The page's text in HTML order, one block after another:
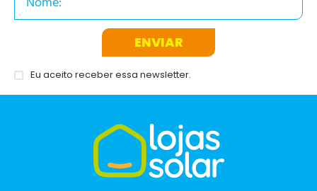
ENVIAR
Eu aceito receber essa newsletter.